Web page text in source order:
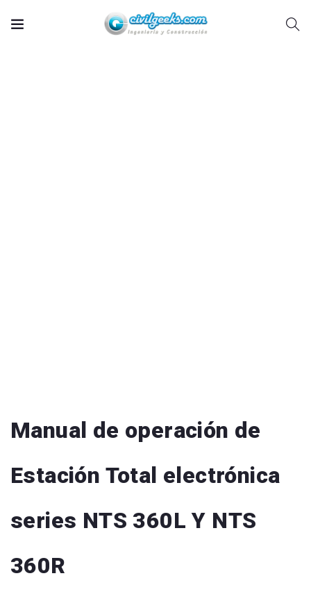
Manual de operación de
Estación Total electrónica
series NTS 360L Y NTS
360R